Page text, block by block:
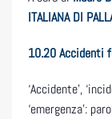
ITALIANA DI
10.20 Accidenti
‘Accidente’,
‘emergenza’: